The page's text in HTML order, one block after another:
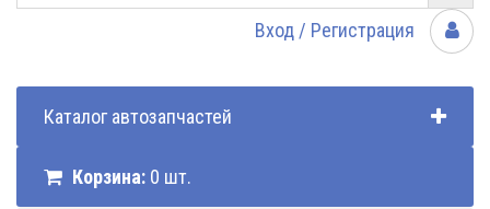
Вход / Регистрация
Каталог автозапчастей
Корзина: 0 шт.